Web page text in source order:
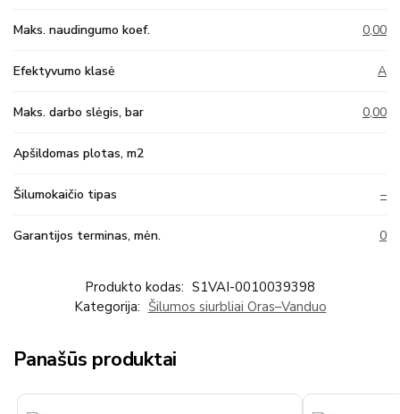
Maks. naudingumo koef. 0,00
Efektyvumo klasė A
Maks. darbo slėgis, bar 0,00
Apšildomas plotas, m2
Šilumokaičio tipas –
Garantijos terminas, mėn. 0
Produkto kodas: S1VAI-0010039398
Kategorija: Šilumos siurbliai Oras–Vanduo
Panašūs produktai